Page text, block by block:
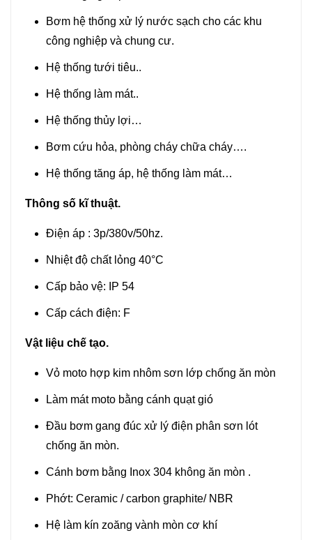
Bơm hệ thống xử lý nước sạch cho các khu
công nghiệp và chung cư.
Hệ thống tưới tiêu..
Hệ thống làm mát..
Hệ thống thủy lợi…
Bơm cứu hỏa, phòng cháy chữa cháy….
Hệ thống tăng áp, hệ thống làm mát…
Thông số kĩ thuật.
Điện áp : 3p/380v/50hz.
Nhiệt độ chất lỏng 40°C
Cấp bảo vệ: IP 54
Cấp cách điện: F
Vật liệu chế tạo.
Vỏ moto hợp kim nhôm sơn lớp chống ăn mòn
Làm mát moto bằng cánh quạt gió
Đầu bơm gang đúc xử lý điện phân sơn lót
chống ăn mòn.
Cánh bơm bằng Inox 304 không ăn mòn .
Phớt: Ceramic / carbon graphite/ NBR
Hệ làm kín zoăng vành mòn cơ khí